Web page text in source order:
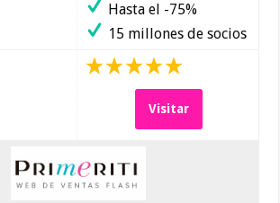
Hasta el -75%
15 millones de socios
Visitar